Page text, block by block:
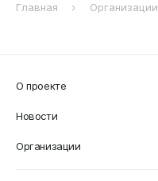
Главная Организации
О проекте
Новости
Организации